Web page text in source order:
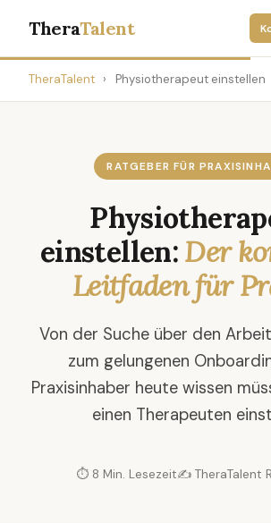
TheraTalent
TheraTalent › Physiotherapeut einstellen
RATGEBER FÜR
einstellen:Der
Leitfaden für
Von der Suche über den
zum gelungenen
Praxisinhaber heute wissen
einen Therapeuten
⏱ 8 Min. Lesezeit✍️ TheraTalent